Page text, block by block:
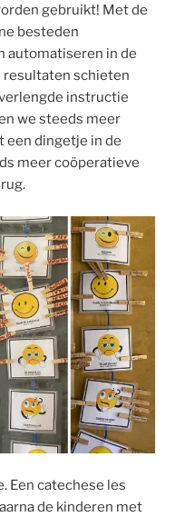
gebruikt! Met de
besteden
automatiseren in de
resultaten schieten
instructie
we steeds meer
een dingetje in de
meer coöperatieve
Een catechese les
de kinderen met